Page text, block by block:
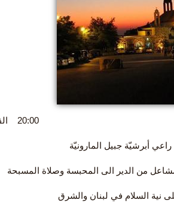
20:00 القداس الإلهي يحتفل به سيادة المطران ميشال عون
المارونيّة
من الدير الى المحبسة وصلاة المسبحة
نية السلام في لبنان والشرق